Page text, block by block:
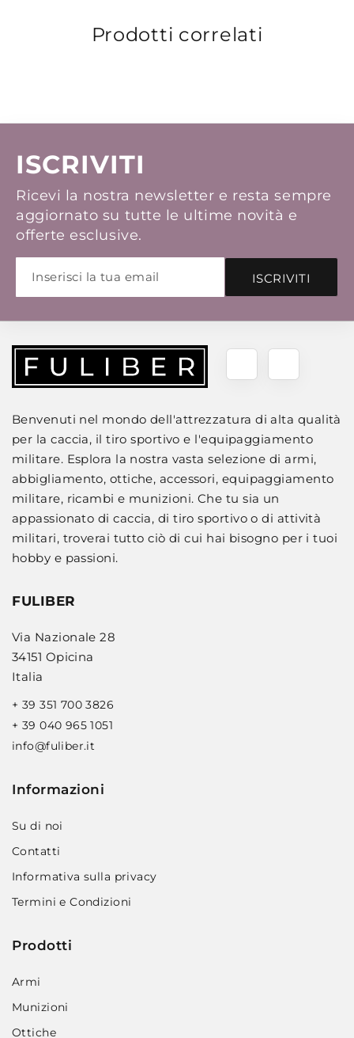
Prodotti correlati
ISCRIVITI
Ricevi la nostra newsletter e resta sempre
aggiornato su tutte le ultime novità e
offerte esclusive.
ISCRIVITI
Benvenuti nel mondo dell'attrezzatura di alta qualità
per la caccia, il tiro sportivo e l'equipaggiamento
militare. Esplora la nostra vasta selezione di armi,
abbigliamento, ottiche, accessori, equipaggiamento
militare, ricambi e munizioni. Che tu sia un
appassionato di caccia, di tiro sportivo o di attività
militari, troverai tutto ciò di cui hai bisogno per i tuoi
hobby e passioni.
FULIBER
Via Nazionale 28
34151 Opicina
Italia
+ 39 351 700 3826
+ 39 040 965 1051
info@fuliber.it
Informazioni
Su di noi
Contatti
Informativa sulla privacy
Termini e Condizioni
Prodotti
Armi
Munizioni
Ottiche